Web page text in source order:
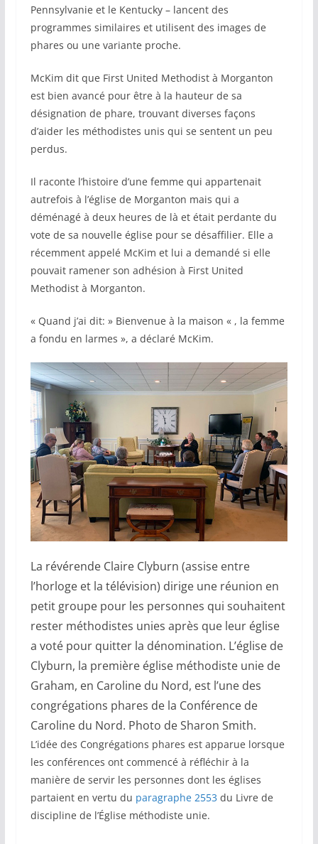
Pennsylvanie et le Kentucky – lancent des
programmes similaires et utilisent des images de
phares ou une variante proche.
McKim dit que First United Methodist à Morganton
est bien avancé pour être à la hauteur de sa
désignation de phare, trouvant diverses façons
d’aider les méthodistes unis qui se sentent un peu
perdus.
Il raconte l’histoire d’une femme qui appartenait
autrefois à l’église de Morganton mais qui a
déménagé à deux heures de là et était perdante du
vote de sa nouvelle église pour se désaffilier. Elle a
récemment appelé McKim et lui a demandé si elle
pouvait ramener son adhésion à First United
Methodist à Morganton.
« Quand j’ai dit: » Bienvenue à la maison « , la femme
a fondu en larmes », a déclaré McKim.
La révérende Claire Clyburn (assise entre
l’horloge et la télévision) dirige une réunion en
petit groupe pour les personnes qui souhaitent
rester méthodistes unies après que leur église
a voté pour quitter la dénomination. L’église de
Clyburn, la première église méthodiste unie de
Graham, en Caroline du Nord, est l’une des
congrégations phares de la Conférence de
Caroline du Nord. Photo de Sharon Smith.
L’idée des Congrégations phares est apparue lorsque
les conférences ont commencé à réfléchir à la
manière de servir les personnes dont les églises
partaient en vertu du paragraphe 2553 du Livre de
discipline de l’Église méthodiste unie.